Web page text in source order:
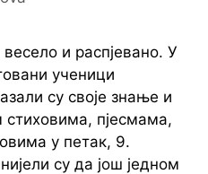
и распјевано. У
ученици
су своје знање и
пјесмама,
у петак, 9.
су да још једном